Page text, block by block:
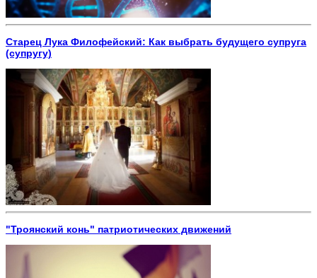
Старец Лука Филофейский: Как выбрать будущего супруга
(супругу)
"Троянский конь" патриотических движений